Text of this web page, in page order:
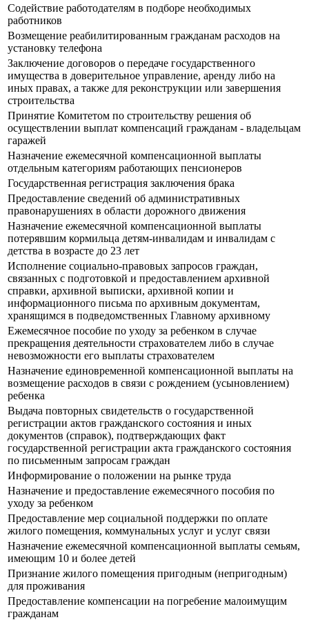
Содействие работодателям в подборе необходимых
работников
Возмещение реабилитированным гражданам расходов на
установку телефона
Заключение договоров о передаче государственного
имущества в доверительное управление, аренду либо на
иных правах, а также для реконструкции или завершения
строительства
Принятие Комитетом по строительству решения об
осуществлении выплат компенсаций гражданам - владельцам
гаражей
Назначение ежемесячной компенсационной выплаты
отдельным категориям работающих пенсионеров
Государственная регистрация заключения брака
Предоставление сведений об административных
правонарушениях в области дорожного движения
Назначение ежемесячной компенсационной выплаты
потерявшим кормильца детям-инвалидам и инвалидам с
детства в возрасте до 23 лет
Исполнение социально-правовых запросов граждан,
связанных с подготовкой и предоставлением архивной
справки, архивной выписки, архивной копии и
информационного письма по архивным документам,
хранящимся в подведомственных Главному архивному
Ежемесячное пособие по уходу за ребенком в случае
прекращения деятельности страхователем либо в случае
невозможности его выплаты страхователем
Назначение единовременной компенсационной выплаты на
возмещение расходов в связи с рождением (усыновлением)
ребенка
Выдача повторных свидетельств о государственной
регистрации актов гражданского состояния и иных
документов (справок), подтверждающих факт
государственной регистрации акта гражданского состояния
по письменным запросам граждан
Информирование о положении на рынке труда
Назначение и предоставление ежемесячного пособия по
уходу за ребенком
Предоставление мер социальной поддержки по оплате
жилого помещения, коммунальных услуг и услуг связи
Назначение ежемесячной компенсационной выплаты семьям,
имеющим 10 и более детей
Признание жилого помещения пригодным (непригодным)
для проживания
Предоставление компенсации на погребение малоимущим
гражданам